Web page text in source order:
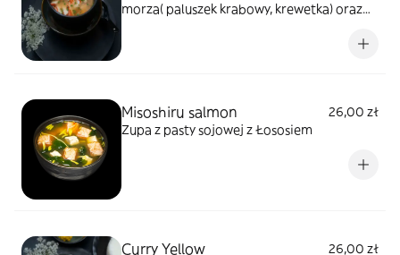
morza( paluszek krabowy, krewetka) oraz
Misoshiru salmon
26,00 zł
Zupa z pasty sojowej z Łososiem
Curry Yellow
26,00 zł